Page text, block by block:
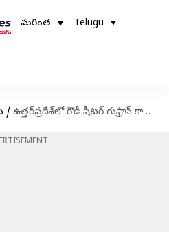
మరింత Telugu
/ ఉత్తర్‌ప్రదేశ్‌లో రౌడీ షీటర్ గుఫ్రాన్ కాల్చివేత